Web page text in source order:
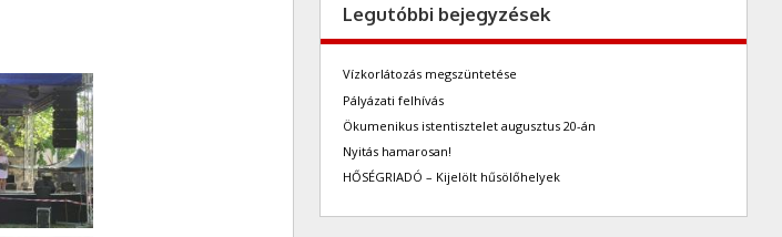
Legutóbbi bejegyzések
Vízkorlátozás megszüntetése
Pályázati felhívás
Ökumenikus istentisztelet augusztus 20-án
Nyitás hamarosan!
HŐSÉGRIADÓ – Kijelölt hűsölőhelyek